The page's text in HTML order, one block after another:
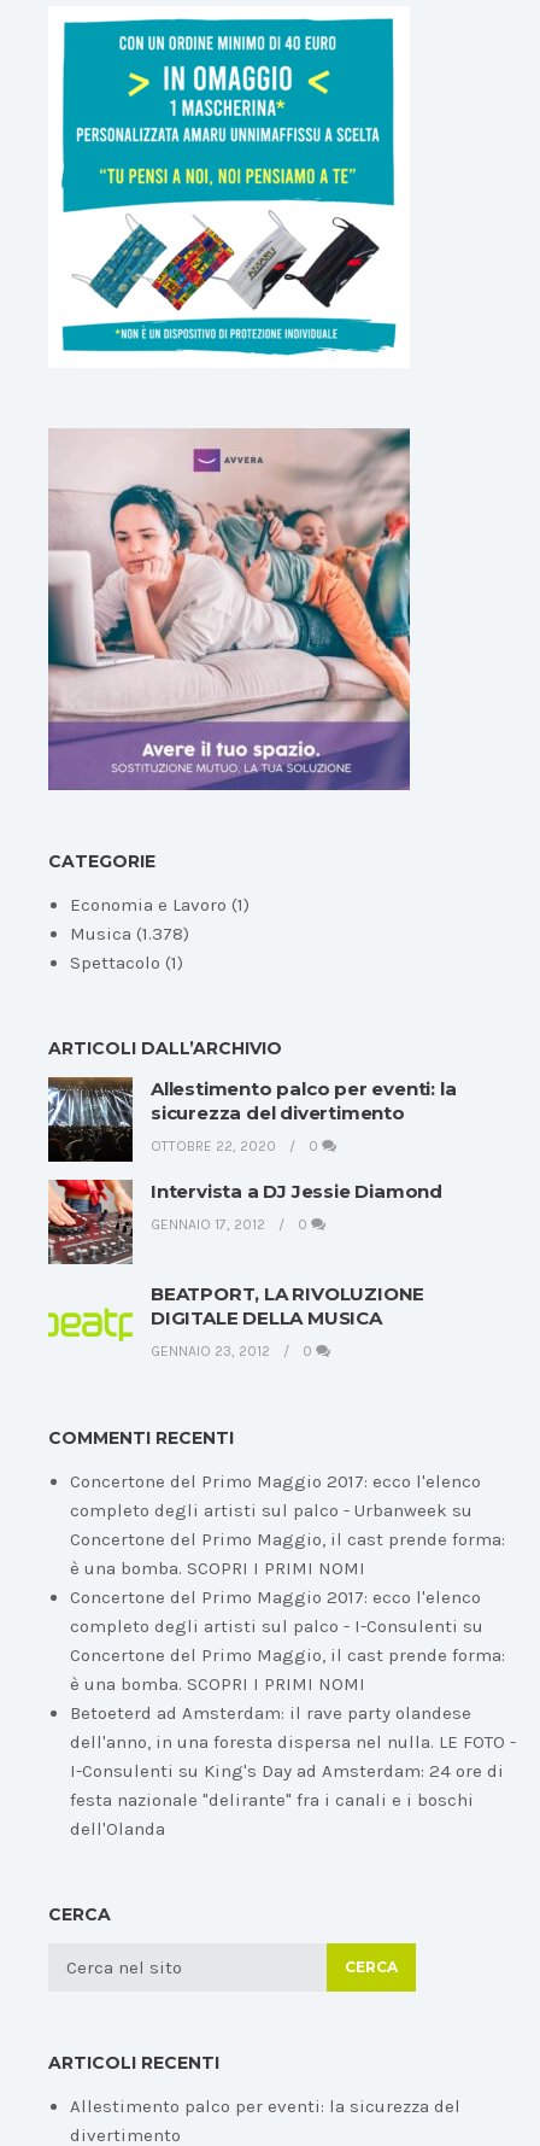
CATEGORIE
Economia e Lavoro (1)
Musica (1.378)
Spettacolo (1)
ARTICOLI DALL’ARCHIVIO
Allestimento palco per eventi: la
sicurezza del divertimento
OTTOBRE 22, 2020 0
Intervista a DJ Jessie Diamond
GENNAIO 17, 2012 0
BEATPORT, LA RIVOLUZIONE
DIGITALE DELLA MUSICA
GENNAIO 23, 2012 0
COMMENTI RECENTI
Concertone del Primo Maggio 2017: ecco l'elenco
completo degli artisti sul palco - Urbanweek su
Concertone del Primo Maggio, il cast prende forma:
è una bomba. SCOPRI I PRIMI NOMI
Concertone del Primo Maggio 2017: ecco l'elenco
completo degli artisti sul palco - I-Consulenti su
Concertone del Primo Maggio, il cast prende forma:
è una bomba. SCOPRI I PRIMI NOMI
Betoeterd ad Amsterdam: il rave party olandese
dell'anno, in una foresta dispersa nel nulla. LE FOTO -
I-Consulenti su King's Day ad Amsterdam: 24 ore di
festa nazionale "delirante" fra i canali e i boschi
dell'Olanda
CERCA
CERCA
ARTICOLI RECENTI
Allestimento palco per eventi: la sicurezza del
divertimento